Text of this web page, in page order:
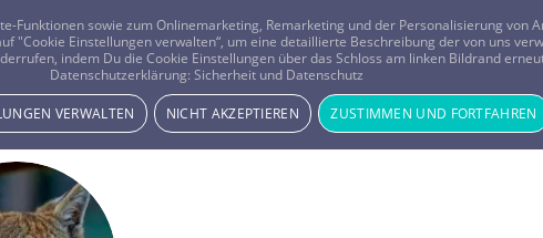
Beratung Horoskope Tageskarte
Funktionen sowie zum Onlinemarketing, Remarketing und der Personalisierung von
"Cookie Einstellungen verwalten“, um eine detaillierte Beschreibung der von uns
indem Du die Cookie Einstellungen über das Schloss am linken Bildrand
Datenschutzerklärung: Sicherheit und Datenschutz
VERWALTEN NICHT AKZEPTIEREN ZUSTIMMEN UND FORTFAHREN